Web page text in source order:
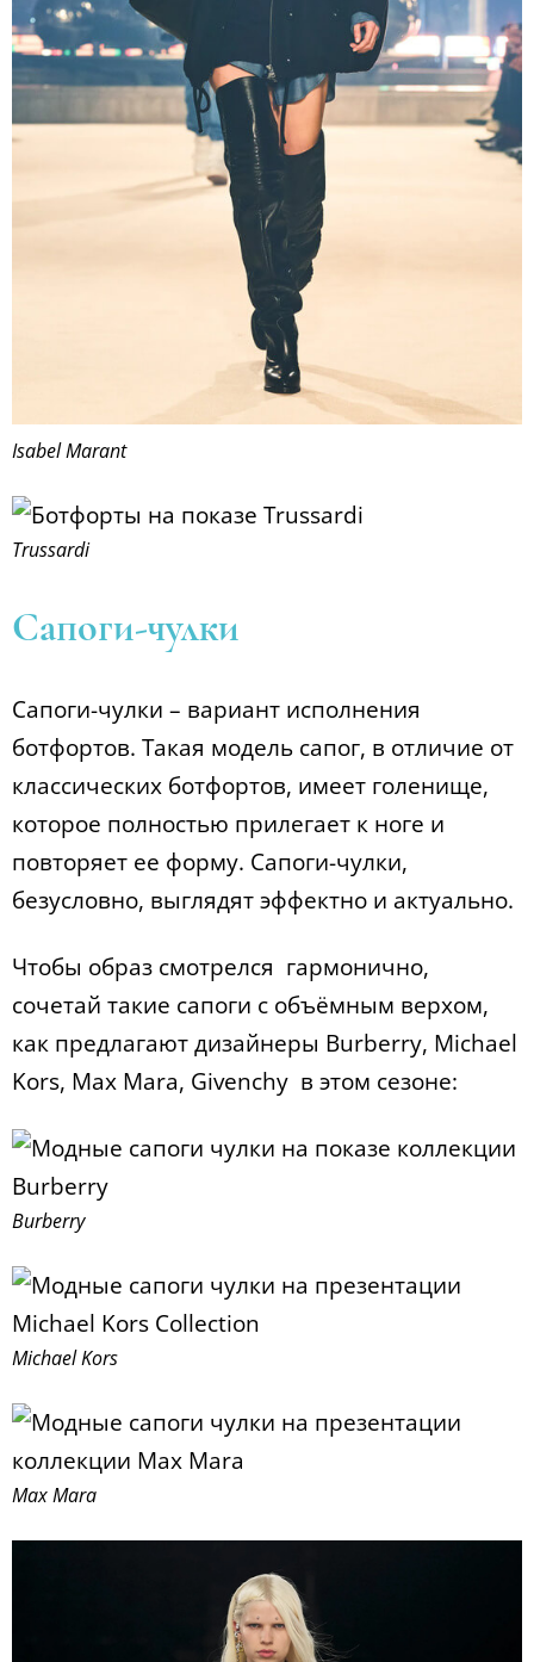
Isabel Marant
Trussardi
Сапоги-чулки
Сапоги-чулки – вариант исполнения
ботфортов. Такая модель сапог, в отличие от
классических ботфортов, имеет голенище,
которое полностью прилегает к ноге и
повторяет ее форму. Сапоги-чулки,
безусловно, выглядят эффектно и актуально.
Чтобы образ смотрелся гармонично,
сочетай такие сапоги с объёмным верхом,
как предлагают дизайнеры Burberry, Мichael
Kors, Max Mara, Givenchy в этом сезоне:
Burberry
Michael Kors
Max Mara